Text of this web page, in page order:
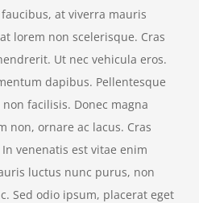
at viverra mauris
lorem non scelerisque. Cras
Ut nec vehicula eros.
dapibus. Pellentesque
facilisis. Donec magna
non, ornare ac lacus. Cras
venenatis est vitae enim
luctus nunc purus, non
Sed odio ipsum, placerat eget